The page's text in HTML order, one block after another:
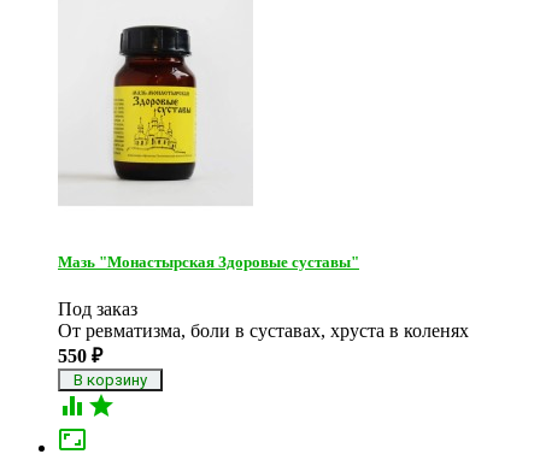
Мазь "Монастырская Здоровые суставы"
Под заказ
От ревматизма, боли в суставах, хруста в коленях
550 ₽
 
